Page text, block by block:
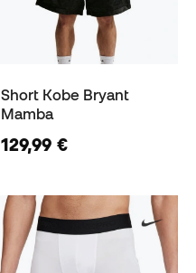
Short Kobe Bryant
Mamba
129,99 €